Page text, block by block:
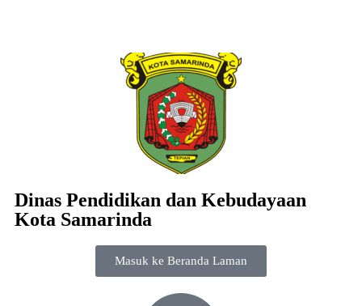
Dinas Pendidikan dan Kebudayaan
Kota Samarinda
Masuk ke Beranda Laman